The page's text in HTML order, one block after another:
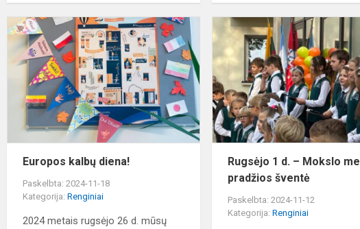
Mokytojų
dienos
šventė
Europos
kalbų
diena!
Europos kalbų diena!
Paskelbta: 2024-11-18
Kategorija:Renginiai
2024 metais rugsėjo 26 d. mūsų
Rugsėjo 1 d. – Mokslo
pradžios šventė
Paskelbta: 2024-11-12
Kategorija:Renginiai